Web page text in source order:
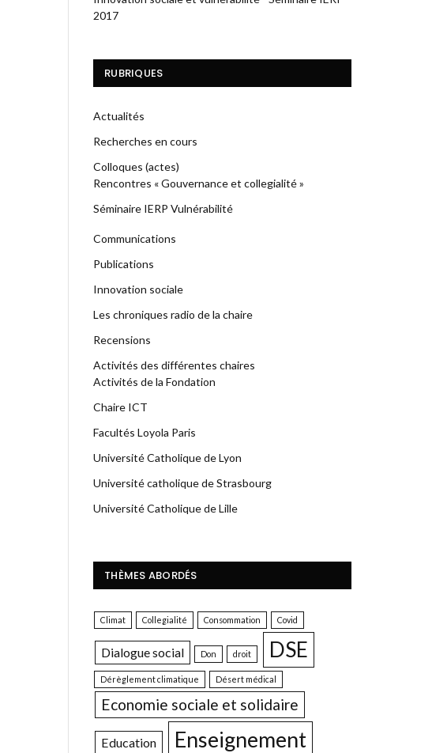
2017
RUBRIQUES
Actualités
Recherches en cours
Colloques (actes)
Rencontres « Gouvernance et collegialité »
Séminaire IERP Vulnérabilité
Communications
Publications
Innovation sociale
Les chroniques radio de la chaire
Recensions
Activités des différentes chaires
Activités de la Fondation
Chaire ICT
Facultés Loyola Paris
Université Catholique de Lyon
Université catholique de Strasbourg
Université Catholique de Lille
THÈMES ABORDÉS
Climat Collegialité Consommation Covid
Dialogue social Don droit DSE
Dérèglement climatique Désert médical
Economie sociale et solidaire
Education Enseignement